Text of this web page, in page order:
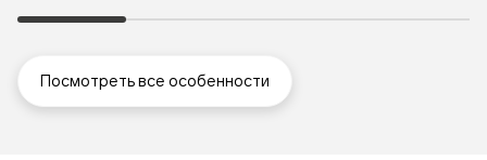
Посмотреть все особенности